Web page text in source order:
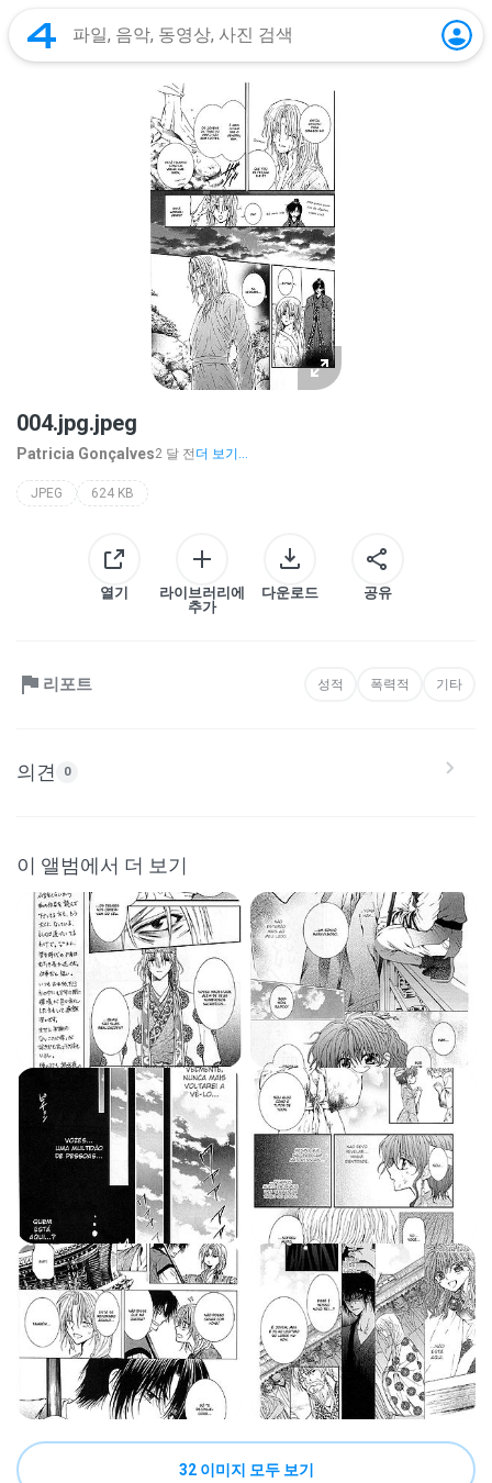
004.jpg.jpeg
Patricia Gonçalves2 달 전 더 보기...
JPEG 624 KB
열기
라이브러리에
추가
다운로드 공유
리포트 성적 폭력적 기타
의견 0
이 앨범에서 더 보기
32 이미지 모두 보기